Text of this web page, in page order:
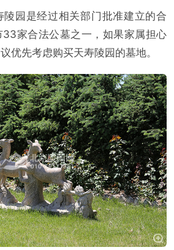
园是经过相关部门批准建立的合
家合法公墓之一，如果家属担心
优先考虑购买天寿陵园的墓地。